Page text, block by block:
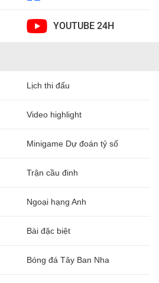
YOUTUBE 24H
Lịch thi đấu
Video highlight
Minigame Dự đoán tỷ số
Trận cầu đinh
Ngoại hạng Anh
Bài đặc biệt
Bóng đá Tây Ban Nha